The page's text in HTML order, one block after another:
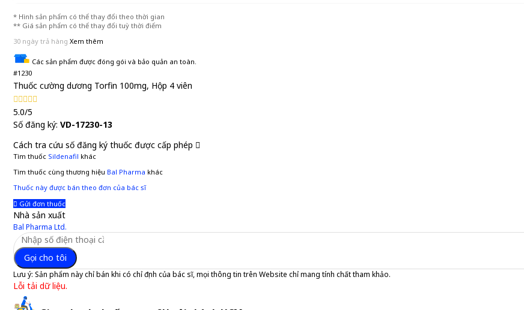
* Hình sản phẩm có thể thay đổi theo thời gian
** Giá sản phẩm có thể thay đổi tuỳ thời điểm
30 ngày trả hàng Xem thêm
Các sản phẩm được đóng gói và bảo quản an toàn.
#1230
Thuốc cường dương Torfin 100mg, Hộp 4 viên
5.0/5
Số đăng ký: VD-17230-13
Cách tra cứu số đăng ký thuốc được cấp phép
Tìm thuốc Sildenafil khác
Tìm thuốc cùng thương hiệu Bal Pharma khác
Thuốc này được bán theo đơn của bác sĩ
Gửi đơn thuốc
Nhà sản xuất
Bal Pharma Ltd.
Gọi cho tôi
Lưu ý: Sản phẩm này chỉ bán khi có chỉ định của bác sĩ, mọi thông tin trên Website chỉ mang tính chất tham khảo.
Lỗi tải dữ liệu.